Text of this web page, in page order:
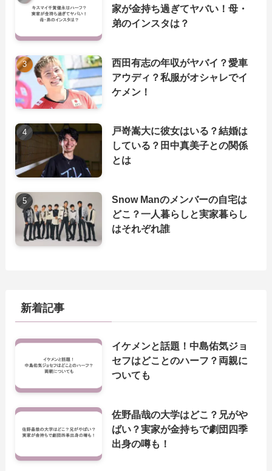
家が金持ち過ぎてヤバい！母・
弟のインスタは？
西田有志の年収がヤバイ？愛車
アウディ？私服がオシャレでイ
ケメン！
戸嵜嵩大に彼女はいる？結婚は
している？田中真美子との関係
とは
Snow Manのメンバーの自宅は
どこ？一人暮らしと実家暮らし
はそれぞれ誰
新着記事
イケメンと話題！中島佑気ジョ
セフはどことのハーフ？両親に
ついても
佐野晶哉の大学はどこ？兄がや
ばい？実家が金持ちで劇団四季
出身の噂も！